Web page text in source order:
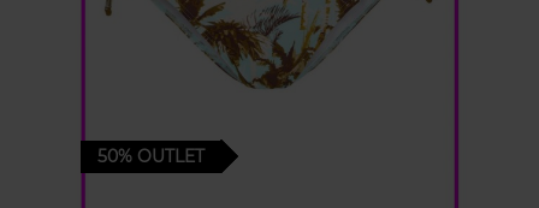
50% OUTLET